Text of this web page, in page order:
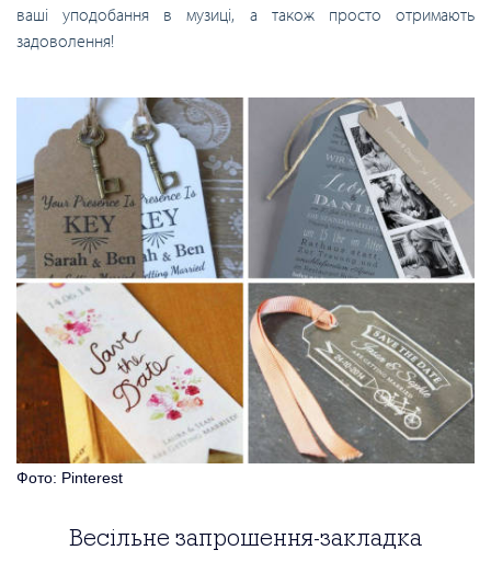
ваші уподобання в музиці, а також просто отримають
задоволення!
Фото: Pinterest
Весільне запрошення-закладка